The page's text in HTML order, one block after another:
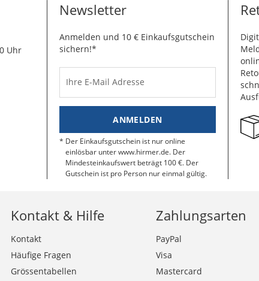
Uhr
Newsletter
Anmelden und 10 € Einkaufsgutschein
sichern!*
Ihre E-Mail Adresse
ANMELDEN
Der Einkaufsgutschein ist nur online
einlösbar unter www.hirmer.de. Der
Mindesteinkaufswert beträgt 100 €. Der
Gutschein ist pro Person nur einmal gültig.
Kontakt & Hilfe
Kontakt
Häufige Fragen
Grössentabellen
Zahlungsarten
PayPal
Visa
Mastercard